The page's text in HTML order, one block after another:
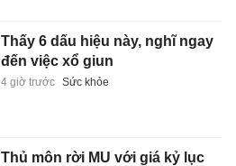
Thấy 6 dấu hiệu này, nghĩ ngay
đến việc xổ giun
4 giờ trước Sức khỏe
Thủ môn rời MU với giá kỷ lục